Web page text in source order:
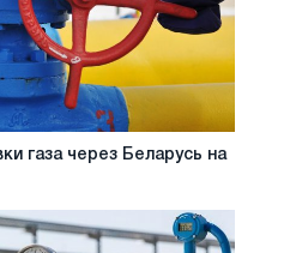
газа через Беларусь на